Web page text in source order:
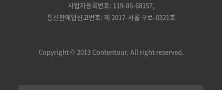
사업자등록번호: 119-86-68157,
통신판매업신고번호: 제 2017-서울 구로-0321호
Copyright © 2013 Contentour. All right reserved.